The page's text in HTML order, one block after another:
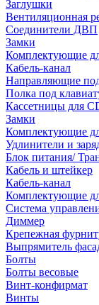
Заглушки
Вентиляционная
Соединители ДВП
Замки
Комплектующие
Кабель-канал
Направляющие
Полка под
Кассетницы для
Замки
Комплектующие
Удлинители и
Блок питания/
Кабель и штейкер
Кабель-канал
Комплектующие
Система
Диммер
Крепежная
Выпрямитель
Болты
Болты весовые
Винт-конфирмат
Винты